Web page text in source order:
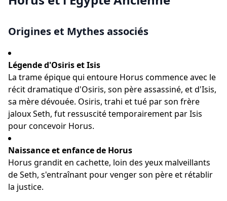
Origines et Mythes associés
Légende d'Osiris et Isis
La trame épique qui entoure Horus commence avec le
récit dramatique d'Osiris, son père assassiné, et d'Isis,
sa mère dévouée. Osiris, trahi et tué par son frère
jaloux Seth, fut ressuscité temporairement par Isis
pour concevoir Horus.
Naissance et enfance de Horus
Horus grandit en cachette, loin des yeux malveillants
de Seth, s'entraînant pour venger son père et rétablir
la justice.